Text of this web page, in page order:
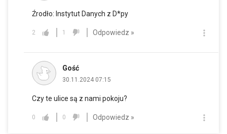
Źrodło: Instytut Danych z D*py
2 1 Odpowiedz »
Gość
30.11.2024 07:15
Czy te ulice są z nami pokoju?
0 0 Odpowiedz »